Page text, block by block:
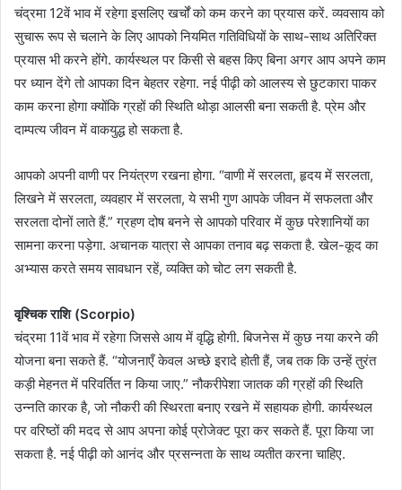
चंद्रमा 12वें भाव में रहेगा इसलिए खर्चों को कम करने का प्रयास करें. व्यवसाय को
सुचारू रूप से चलाने के लिए आपको नियमित गतिविधियों के साथ-साथ अतिरिक्त
प्रयास भी करने होंगे. कार्यस्थल पर किसी से बहस किए बिना अगर आप अपने काम
पर ध्यान देंगे तो आपका दिन बेहतर रहेगा. नई पीढ़ी को आलस्य से छुटकारा पाकर
काम करना होगा क्योंकि ग्रहों की स्थिति थोड़ा आलसी बना सकती है. प्रेम और
दाम्पत्य जीवन में वाकयुद्ध हो सकता है.
आपको अपनी वाणी पर नियंत्रण रखना होगा. “वाणी में सरलता, हृदय में सरलता,
लिखने में सरलता, व्यवहार में सरलता, ये सभी गुण आपके जीवन में सफलता और
सरलता दोनों लाते हैं.” ग्रहण दोष बनने से आपको परिवार में कुछ परेशानियों का
सामना करना पड़ेगा. अचानक यात्रा से आपका तनाव बढ़ सकता है. खेल-कूद का
अभ्यास करते समय सावधान रहें, व्यक्ति को चोट लग सकती है.
वृश्चिक राशि (Scorpio)
चंद्रमा 11वें भाव में रहेगा जिससे आय में वृद्धि होगी. बिजनेस में कुछ नया करने की
योजना बना सकते हैं. “योजनाएँ केवल अच्छे इरादे होती हैं, जब तक कि उन्हें तुरंत
कड़ी मेहनत में परिवर्तित न किया जाए.” नौकरीपेशा जातक की ग्रहों की स्थिति
उन्नति कारक है, जो नौकरी की स्थिरता बनाए रखने में सहायक होगी. कार्यस्थल
पर वरिष्ठों की मदद से आप अपना कोई प्रोजेक्ट पूरा कर सकते हैं. पूरा किया जा
सकता है. नई पीढ़ी को आनंद और प्रसन्नता के साथ व्यतीत करना चाहिए.